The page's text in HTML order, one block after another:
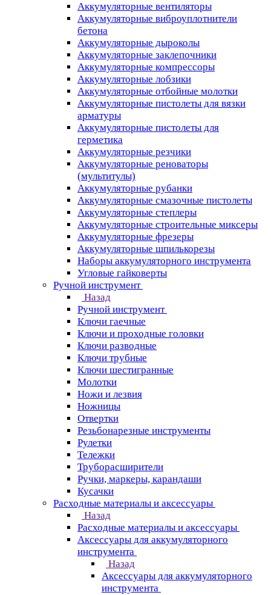
Аккумуляторные вентиляторы
Аккумуляторные виброуплотнители
бетона
Аккумуляторные дыроколы
Аккумуляторные заклепочники
Аккумуляторные компрессоры
Аккумуляторные лобзики
Аккумуляторные отбойные молотки
Аккумуляторные пистолеты для вязки
арматуры
Аккумуляторные пистолеты для
герметика
Аккумуляторные резчики
Аккумуляторные реноваторы
(мультитулы)
Аккумуляторные рубанки
Аккумуляторные смазочные пистолеты
Аккумуляторные степлеры
Аккумуляторные строительные миксеры
Аккумуляторные фрезеры
Аккумуляторные шпилькорезы
Наборы аккумуляторного инструмента
Угловые гайковерты
Ручной инструмент
Назад
Ручной инструмент
Ключи гаечные
Ключи и проходные головки
Ключи разводные
Ключи трубные
Ключи шестигранные
Молотки
Ножи и лезвия
Ножницы
Отвертки
Резьбонарезные инструменты
Рулетки
Тележки
Труборасширители
Ручки, маркеры, карандаши
Кусачки
Расходные материалы и аксессуары
Назад
Расходные материалы и аксессуары
Аксессуары для аккумуляторного
инструмента
Назад
Аксессуары для аккумуляторного
инструмента